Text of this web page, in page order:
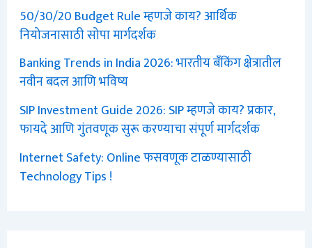
50/30/20 Budget Rule म्हणजे काय? आर्थिक
नियोजनासाठी सोपा मार्गदर्शक
Banking Trends in India 2026: भारतीय बँकिंग क्षेत्रातील
नवीन बदल आणि भविष्य
SIP Investment Guide 2026: SIP म्हणजे काय? प्रकार,
फायदे आणि गुंतवणूक सुरू करण्याचा संपूर्ण मार्गदर्शक
Internet Safety: Online फसवणूक टाळण्यासाठी
Technology Tips !